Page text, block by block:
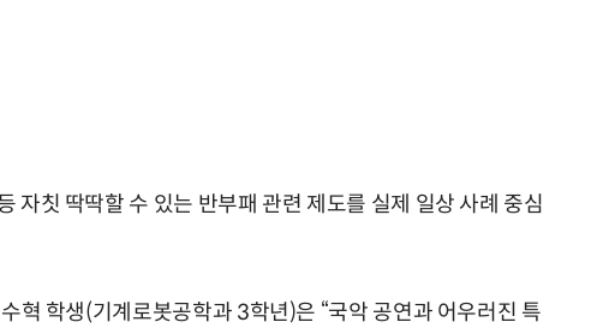
자칫 딱딱할 수 있는 반부패 관련 제도를 실제 일상 사례 중심
혁 학생(기계로봇공학과 3학년)은 “국악 공연과 어우러진 특